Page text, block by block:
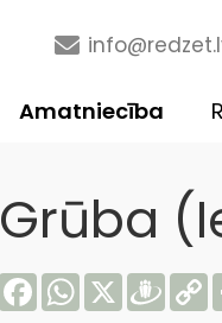
Amatniecība
Grūba
Facebook
WhatsApp
X